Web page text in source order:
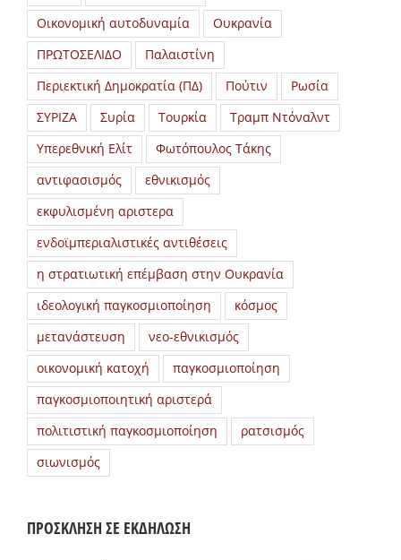
Οικονομική αυτοδυναμία
Ουκρανία
ΠΡΩΤΟΣΕΛΙΔΟ
Παλαιστίνη
Περιεκτική Δημοκρατία (ΠΔ)
Πούτιν
Ρωσία
ΣΥΡΙΖΑ
Συρία Τουρκία
Τραμπ Ντόναλντ
Υπερεθνική Ελίτ
Φωτόπουλος Τάκης
αντιφασισμός
εθνικισμός
εκφυλισμένη αριστερα
ενδοϊμπεριαλιστικές αντιθέσεις
η στρατιωτική επέμβαση στην Ουκρανία
ιδεολογική παγκοσμιοποίηση
κόσμος
μετανάστευση
νεο-εθνικισμός
οικονομική κατοχή
παγκοσμιοποίηση
παγκοσμιοποιητική αριστερά
πολιτιστική παγκοσμιοποίηση
ρατσισμός
σιωνισμός
ΠΡΟΣΚΛΗΣΗ ΣΕ ΕΚΔΗΛΩΣΗ